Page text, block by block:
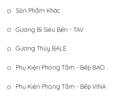
Sản Phẩm Khác
Sản Phẩm Khác
Gương Bỉ Siêu Bền - TAV
Gương Thủy BALE
Phụ Kiện Phòng Tắm - Bếp BAO
Phụ Kiện Phòng Tắm - Bếp VINA